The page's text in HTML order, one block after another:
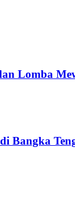
Lomba
Bangka